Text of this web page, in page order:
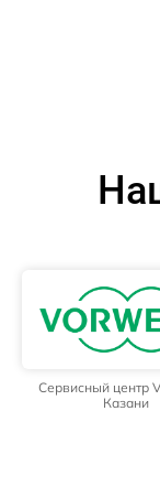
Сервисный центр
Казани